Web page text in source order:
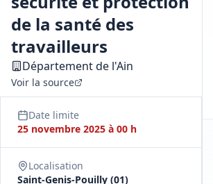
de la santé des
travailleurs
Département de l'Ain
Voir la source
Date limite
25 novembre 2025 à 00 h
Localisation
Saint-Genis-Pouilly (01)